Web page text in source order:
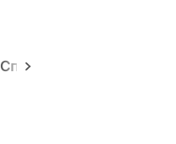
Спецпроекты